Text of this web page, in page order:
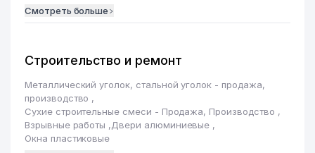
Смотреть больше
Строительство и ремонт
Металлический уголок, стальной уголок - продажа,
производство ,
Сухие строительные смеси - Продажа, Производство ,
Взрывные работы ,Двери алюминиевые ,
Окна пластиковые